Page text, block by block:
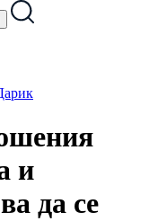
и
да се